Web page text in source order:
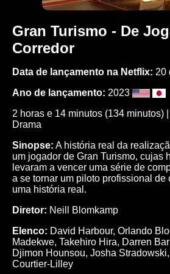
Gran Turismo - De
Corredor
Data de lançamento na Netflix: 20
Ano de lançamento: 2023
2 horas e 14 minutos (134 minutos) |
Drama
Sinopse: A história real da
um jogador de Gran Turismo, cujas
levaram a vencer uma série de
a se tornar um piloto profissional de
uma história real.
Diretor: Neill Blomkamp
Elenco: David Harbour, Orlando
Madekwe, Takehiro Hira, Darren
Djimon Hounsou, Josha Stradowski,
Courtier-Lilley